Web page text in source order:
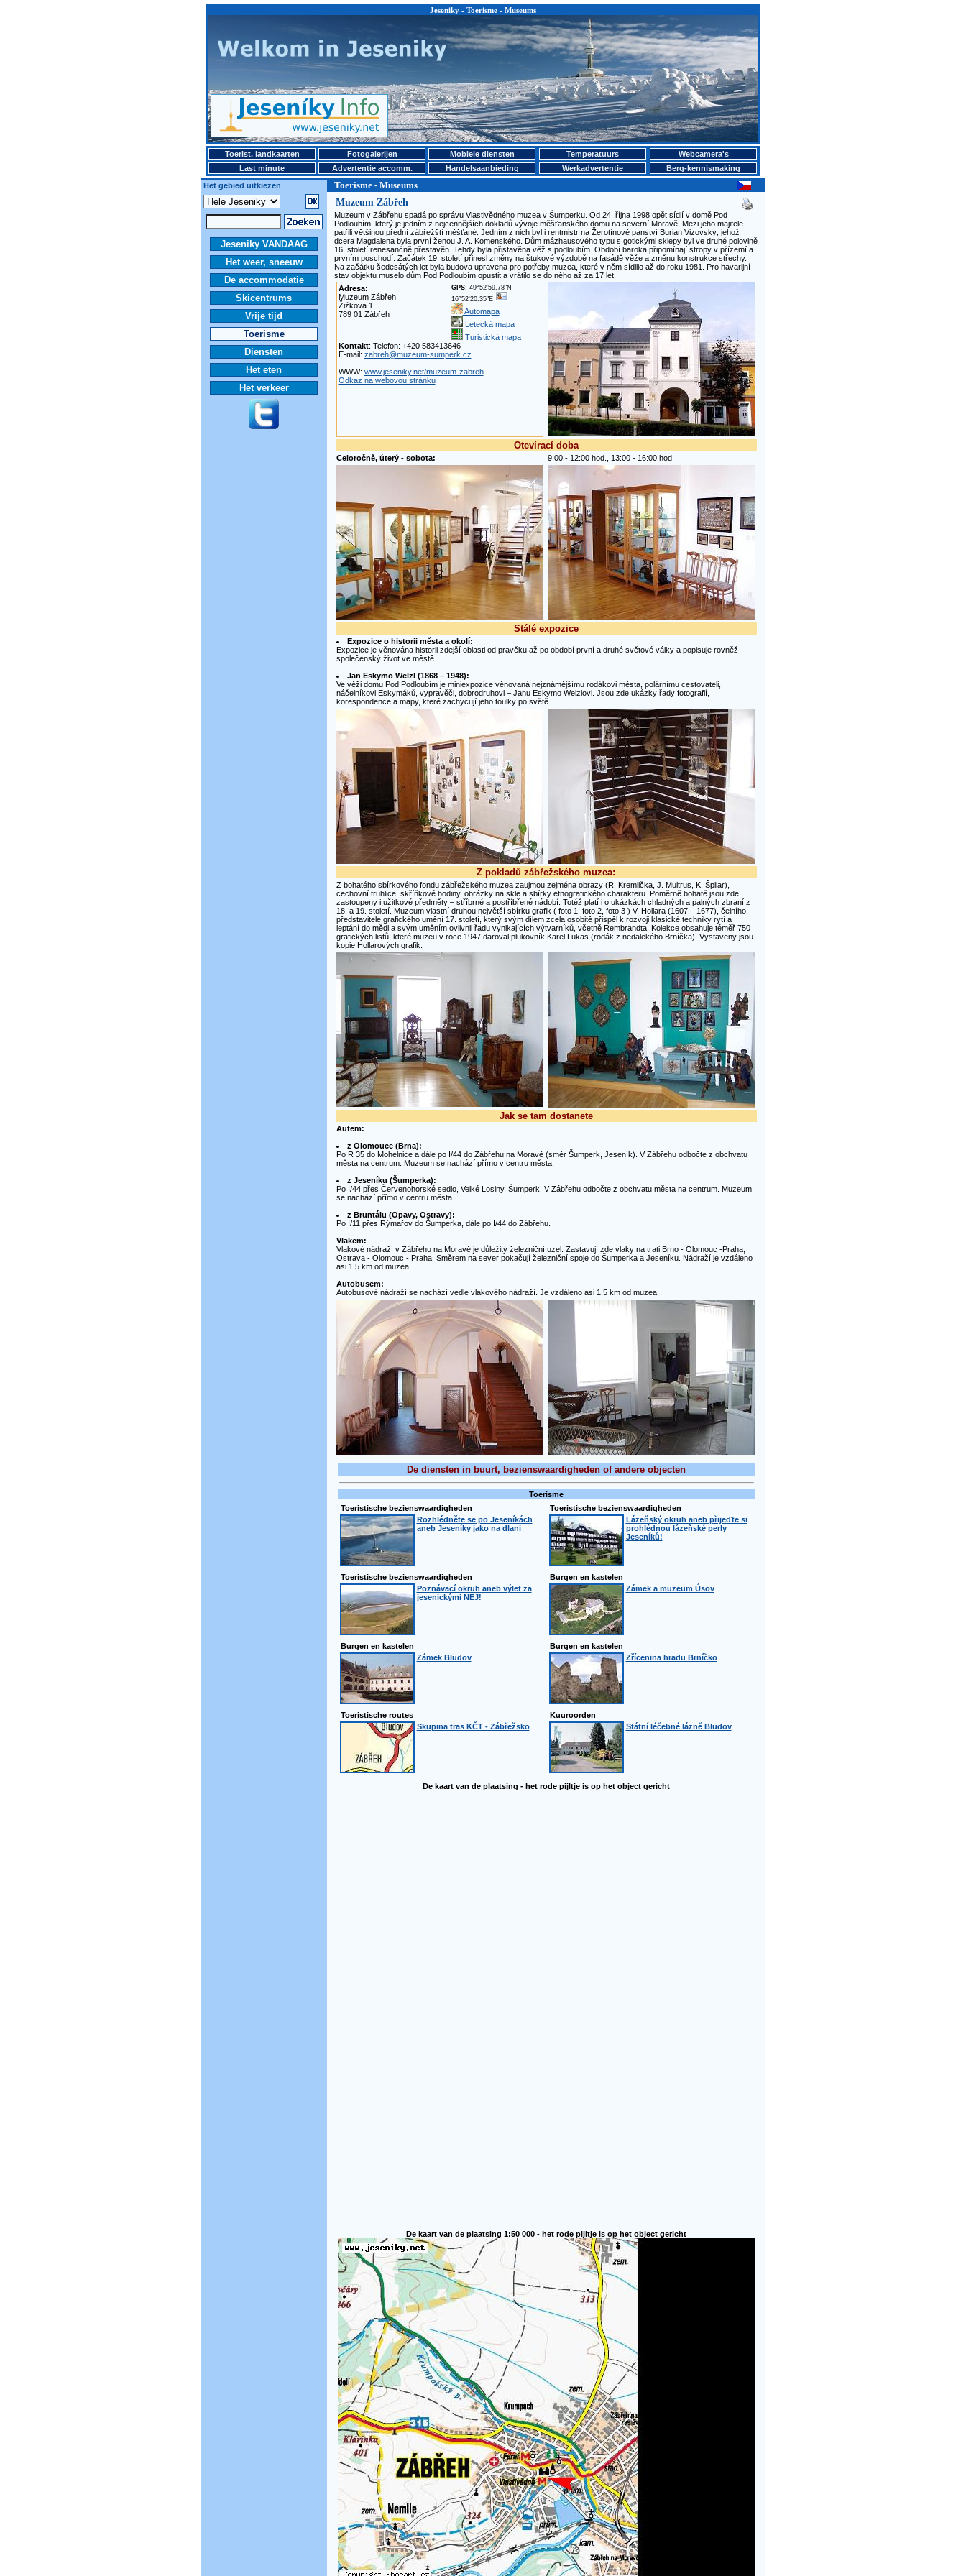
Jeseniky - Toerisme - Museums
Toerist. landkaarten Fotogalerijen Mobiele diensten Temperatuurs
Webcamera's
Last minute
Advertentie accomm. Handelsaanbieding Werkadvertentie
Berg-kennismaking
Het gebied uitkiezen
Toerisme - Museums
Jeseniky VANDAAG
Het weer, sneeuw
De accommodatie
Skicentrums
Vrije tijd
Toerisme
Diensten
Het eten
Het verkeer
Muzeum Zábřeh
Muzeum v Zábřehu spadá po správu Vlastivědného muzea v Šumperku. Od 24. října 1998 opět sídlí v domě Pod
Podloubím, který je jedním z nejcennějších dokladů vývoje měšťanského domu na severní Moravě. Mezi jeho majitele
patřili většinou přední zábřežští měšťané. Jedním z nich byl i rentmistr na Žerotínově panství Burian Vizovský, jehož
dcera Magdalena byla první ženou J. A. Komenského. Dům mázhausového typu s gotickými sklepy byl ve druhé polovině
16. století renesančně přestavěn. Tehdy byla přistavěna věž s podloubím. Období baroka připomínají stropy v přízemí a
prvním poschodí. Začátek 19. století přinesl změny na štukové výzdobě na fasádě věže a změnu konstrukce střechy.
Na začátku šedesátých let byla budova upravena pro potřeby muzea, které v něm sídlilo až do roku 1981. Pro havarijní
stav objektu muselo dům Pod Podloubím opustit a vrátilo se do něho až za 17 let.
Adresa:
Muzeum Zábřeh
Žižkova 1
789 01 Zábřeh
GPS: 49°52'59.78"N
16°52'20.35"E
Automapa
Letecká mapa
Turistická mapa
Kontakt: Telefon: +420 583413646
E-mail: zabreh@muzeum-sumperk.cz
WWW: www.jeseniky.net/muzeum-zabreh
Odkaz na webovou stránku
Otevírací doba
Celoročně, úterý - sobota: 9:00 - 12:00 hod., 13:00 - 16:00 hod.
Stálé expozice
Expozice o historii města a okolí:
Expozice je věnována historii zdejší oblasti od pravěku až po období první a druhé světové války a popisuje rovněž
společenský život ve městě.
Jan Eskymo Welzl (1868 – 1948):
Ve věži domu Pod Podloubím je miniexpozice věnovaná nejznámějšímu rodákovi města, polárnímu cestovateli,
náčelníkovi Eskymáků, vypravěči, dobrodruhovi – Janu Eskymo Welzlovi. Jsou zde ukázky řady fotografií,
korespondence a mapy, které zachycují jeho toulky po světě.
Z pokladů zábřežského muzea:
Z bohatého sbírkového fondu zábřežského muzea zaujmou zejména obrazy (R. Kremlička, J. Multrus, K. Špilar),
cechovní truhlice, skříňkové hodiny, obrázky na skle a sbírky etnografického charakteru. Poměrně bohatě jsou zde
zastoupeny i užitkové předměty – stříbrné a postříbřené nádobí. Totéž platí i o ukázkách chladných a palných zbraní z
18. a 19. století. Muzeum vlastní druhou největší sbírku grafik ( foto 1, foto 2, foto 3 ) V. Hollara (1607 – 1677), čelního
představitele grafického umění 17. století, který svým dílem zcela osobitě přispěl k rozvoji klasické techniky rytí a
leptání do mědi a svým uměním ovlivnil řadu vynikajících výtvarníků, včetně Rembrandta. Kolekce obsahuje téměř 750
grafických listů, které muzeu v roce 1947 daroval plukovník Karel Lukas (rodák z nedalekého Brníčka). Vystaveny jsou
kopie Hollarových grafik.
Jak se tam dostanete
Autem:
z Olomouce (Brna):
Po R 35 do Mohelnice a dále po I/44 do Zábřehu na Moravě (směr Šumperk, Jeseník). V Zábřehu odbočte z obchvatu
města na centrum. Muzeum se nachází přímo v centru města.
z Jeseníku (Šumperka):
Po I/44 přes Červenohorské sedlo, Velké Losiny, Šumperk. V Zábřehu odbočte z obchvatu města na centrum. Muzeum
se nachází přímo v centru města.
z Bruntálu (Opavy, Ostravy):
Po I/11 přes Rýmařov do Šumperka, dále po I/44 do Zábřehu.
Vlakem:
Vlakové nádraží v Zábřehu na Moravě je důležitý železniční uzel. Zastavují zde vlaky na trati Brno - Olomouc -Praha,
Ostrava - Olomouc - Praha. Směrem na sever pokačují železniční spoje do Šumperka a Jeseníku. Nádraží je vzdáleno
asi 1,5 km od muzea.
Autobusem:
Autobusové nádraží se nachází vedle vlakového nádraží. Je vzdáleno asi 1,5 km od muzea.
De diensten in buurt, bezienswaardigheden of andere objecten
Toerisme
Toeristische bezienswaardigheden
Rozhlédněte se po Jeseníkách
aneb Jeseníky jako na dlani
Toeristische bezienswaardigheden
Lázeňský okruh aneb přijeďte si
prohlédnou lázeňské perly
Jeseníků!
Toeristische bezienswaardigheden
Poznávací okruh aneb výlet za
jesenickými NEJ!
Burgen en kastelen
Zámek a muzeum Úsov
Burgen en kastelen
Zámek Bludov
Burgen en kastelen
Zřícenina hradu Brníčko
Toeristische routes
Skupina tras KČT - Zábřežsko
Kuuroorden
Státní léčebné lázně Bludov
De kaart van de plaatsing - het rode pijltje is op het object gericht
De kaart van de plaatsing 1:50 000 - het rode pijltje is op het object gericht